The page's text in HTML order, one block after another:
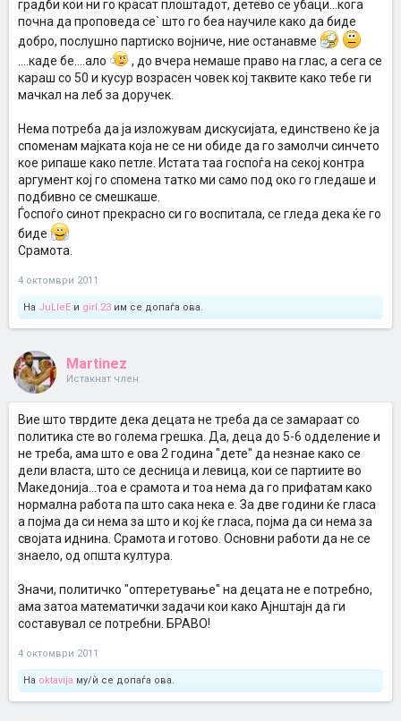
градби кои ни го красат плоштадот, детево се убаци...кога
почна да проповеда се` што го беа научиле како да биде
добро, послушно партиско војниче, ние останавме
....каде бе....ало
, до вчера немаше право на глас, а сега се
караш со 50 и кусур возрасен човек кој таквите како тебе ги
мачкал на леб за доручек.
Нема потреба да ја изложувам дискусијата, единствено ќе ја
споменам мајката која не се ни обиде да го замолчи синчето
кое рипаше како петле. Истата таа госпоѓа на секој контра
аргумент кој го спомена татко ми само под око го гледаше и
подбивно се смешкаше.
Ѓоспоѓо синот прекрасно си го воспитала, се гледа дека ќе го
биде
Срамота.
4 октомври 2011
На JuLleE и girl.23 им се допаѓа ова.
Martinez
Истакнат член
Вие што тврдите дека децата не треба да се замараат со
политика сте во голема грешка. Да, деца до 5-6 одделение и
не треба, ама што е ова 2 година "дете" да незнае како се
дели власта, што се десница и левица, кои се партиите во
Македонија...тоа е срамота и тоа нема да го прифатам како
нормална работа па што сака нека е. За две години ќе гласа
а појма да си нема за што и кој ќе гласа, појма да си нема за
својата иднина. Срамота и готово. Основни работи да не се
знаело, од општа култура.
Значи, политичко "оптеретување" на децата не е потребно,
ама затоа математички задачи кои како Ајнштајн да ги
составувал се потребни. БРАВО!
4 октомври 2011
На oktavija му/ѝ се допаѓа ова.